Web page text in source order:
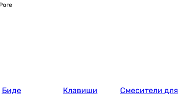
Биде
Клавиши
Смесители для